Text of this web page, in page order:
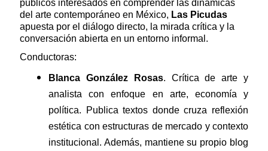
públicos interesados en comprender las dinámicas
del arte contemporáneo en México, Las Picudas
apuesta por el diálogo directo, la mirada crítica y la
conversación abierta en un entorno informal.
Conductoras:
Blanca González Rosas. Crítica de arte y
analista con enfoque en arte, economía y
política. Publica textos donde cruza reflexión
estética con estructuras de mercado y contexto
institucional. Además, mantiene su propio blog